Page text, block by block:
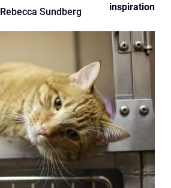
Rebecca Sundberg inspiration